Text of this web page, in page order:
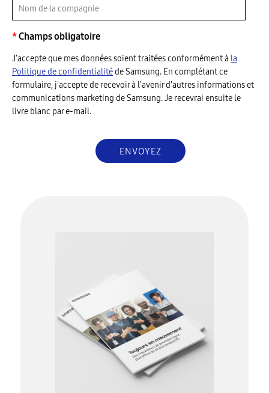
*Champs obligatoire
J'accepte que mes données soient traitées conformément à la
Politique de confidentialitéde Samsung. En complétant ce
formulaire, j'accepte de recevoir à l'avenir d'autres informations et
communications marketing de Samsung. Je recevrai ensuite le
livre blanc par e-mail.